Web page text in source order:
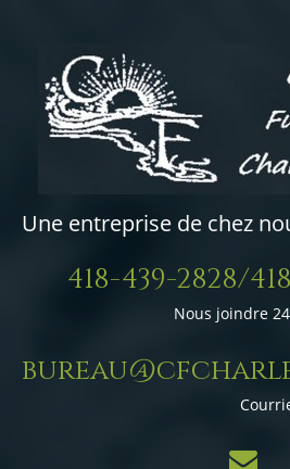
Une entreprise de chez
418-439-2828/
Nous joindre